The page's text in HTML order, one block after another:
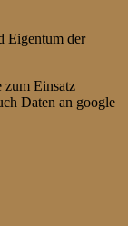
Eigentum der
zum Einsatz
Daten an google